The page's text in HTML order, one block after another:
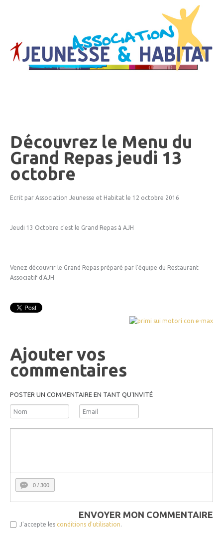
Découvrez le Menu du
Grand Repas jeudi 13
octobre
Ecrit par Association Jeunesse et Habitat le 12 octobre 2016
Jeudi 13 Octobre c'est le Grand Repas à AJH
Venez découvrir le Grand Repas préparé par l'équipe du Restaurant
Associatif d'AJH
Ajouter vos
commentaires
POSTER UN COMMENTAIRE EN TANT QU'INVITÉ
0 / 300
ENVOYER MON COMMENTAIRE
J'accepte les conditions d'utilisation.